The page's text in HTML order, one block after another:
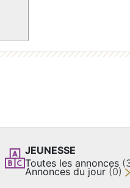
JEUNESSE
Toutes les annonces
Annonces du jour (0)